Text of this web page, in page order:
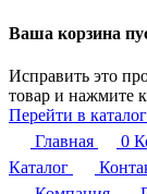
Ваша корзина
Исправить это
товар и нажмите
Перейти в каталог
Главная
0
Каталог